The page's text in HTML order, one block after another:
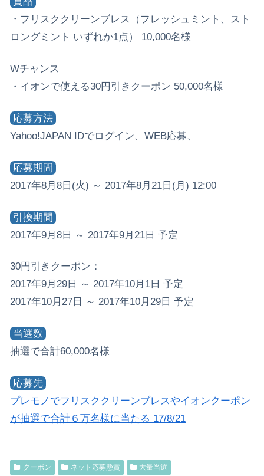
・フリスククリーンブレス（フレッシュミント、スト
ロングミント いずれか1点） 10,000名様
Wチャンス
・イオンで使える30円引きクーポン 50,000名様
応募方法
Yahoo!JAPAN IDでログイン、WEB応募、
応募期間
2017年8月8日(火) ～ 2017年8月21日(月) 12:00
引換期間
2017年9月8日 ～ 2017年9月21日 予定
30円引きクーポン：
2017年9月29日 ～ 2017年10月1日 予定
2017年10月27日 ～ 2017年10月29日 予定
当選数
抽選で合計60,000名様
応募先
プレモノでフリスククリーンブレスやイオンクーポン
が抽選で合計６万名様に当たる 17/8/21
クーポン ネット応募懸賞 大量当選